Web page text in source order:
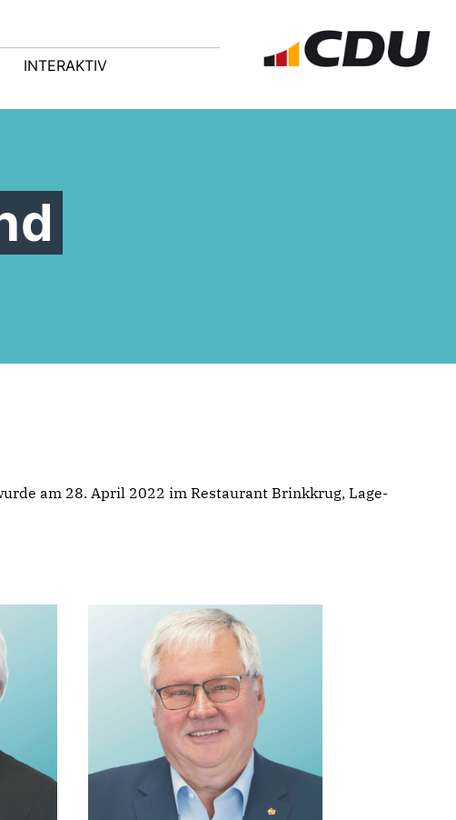
INTERAKTIV
am 28. April 2022 im Restaurant Brinkkrug, Lage-